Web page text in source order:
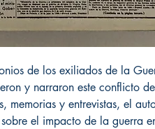
de los exiliados de la
y narraron este conflicto
memorias y entrevistas, el
el impacto de la guerra